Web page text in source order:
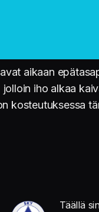
aikaan
iho alkaa
kosteutuksessa
Täällä